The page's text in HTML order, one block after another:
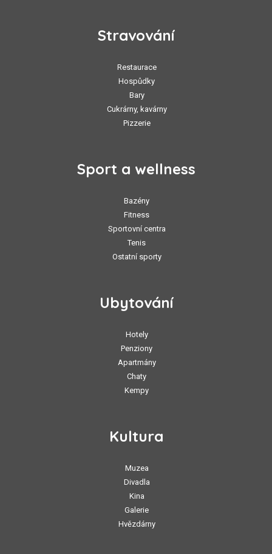
Stravování
Restaurace
Hospůdky
Bary
Cukrárny, kavárny
Pizzerie
Sport a wellness
Bazény
Fitness
Sportovní centra
Tenis
Ostatní sporty
Ubytování
Hotely
Penziony
Apartmány
Chaty
Kempy
Kultura
Muzea
Divadla
Kina
Galerie
Hvězdárny